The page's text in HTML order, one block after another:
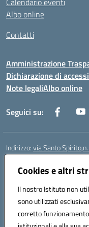
Cookies e altri
Il nostro Istituto non
sono utilizzati
corretto
Albo online
Contatti
Amministrazione
Dichiarazione di
Note legaliAlbo online
Seguici su:
Indirizzo:via Santo
Centralino:
Posta elettronica
Codice fiscale:
Codice meccanografico:
Codice Indice delle
Codice unico di fatturazione